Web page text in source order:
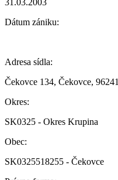
31.03.2003
Dátum zániku:
Adresa sídla:
Čekovce 134, Čekovce, 96241
Okres:
SK0325 - Okres Krupina
Obec:
SK0325518255 - Čekovce